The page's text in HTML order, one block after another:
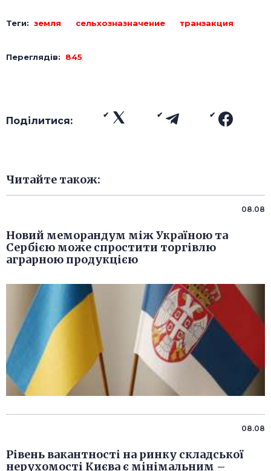
Теги: земля сельхозназначение транзакция
Переглядів: 845
Поділитися:
Читайте також:
08.08
Новий меморандум між Україною та
Сербією може спростити торгівлю
аграрною продукцією
08.08
Рівень вакантності на ринку складської
нерухомості Києва є мінімальним –